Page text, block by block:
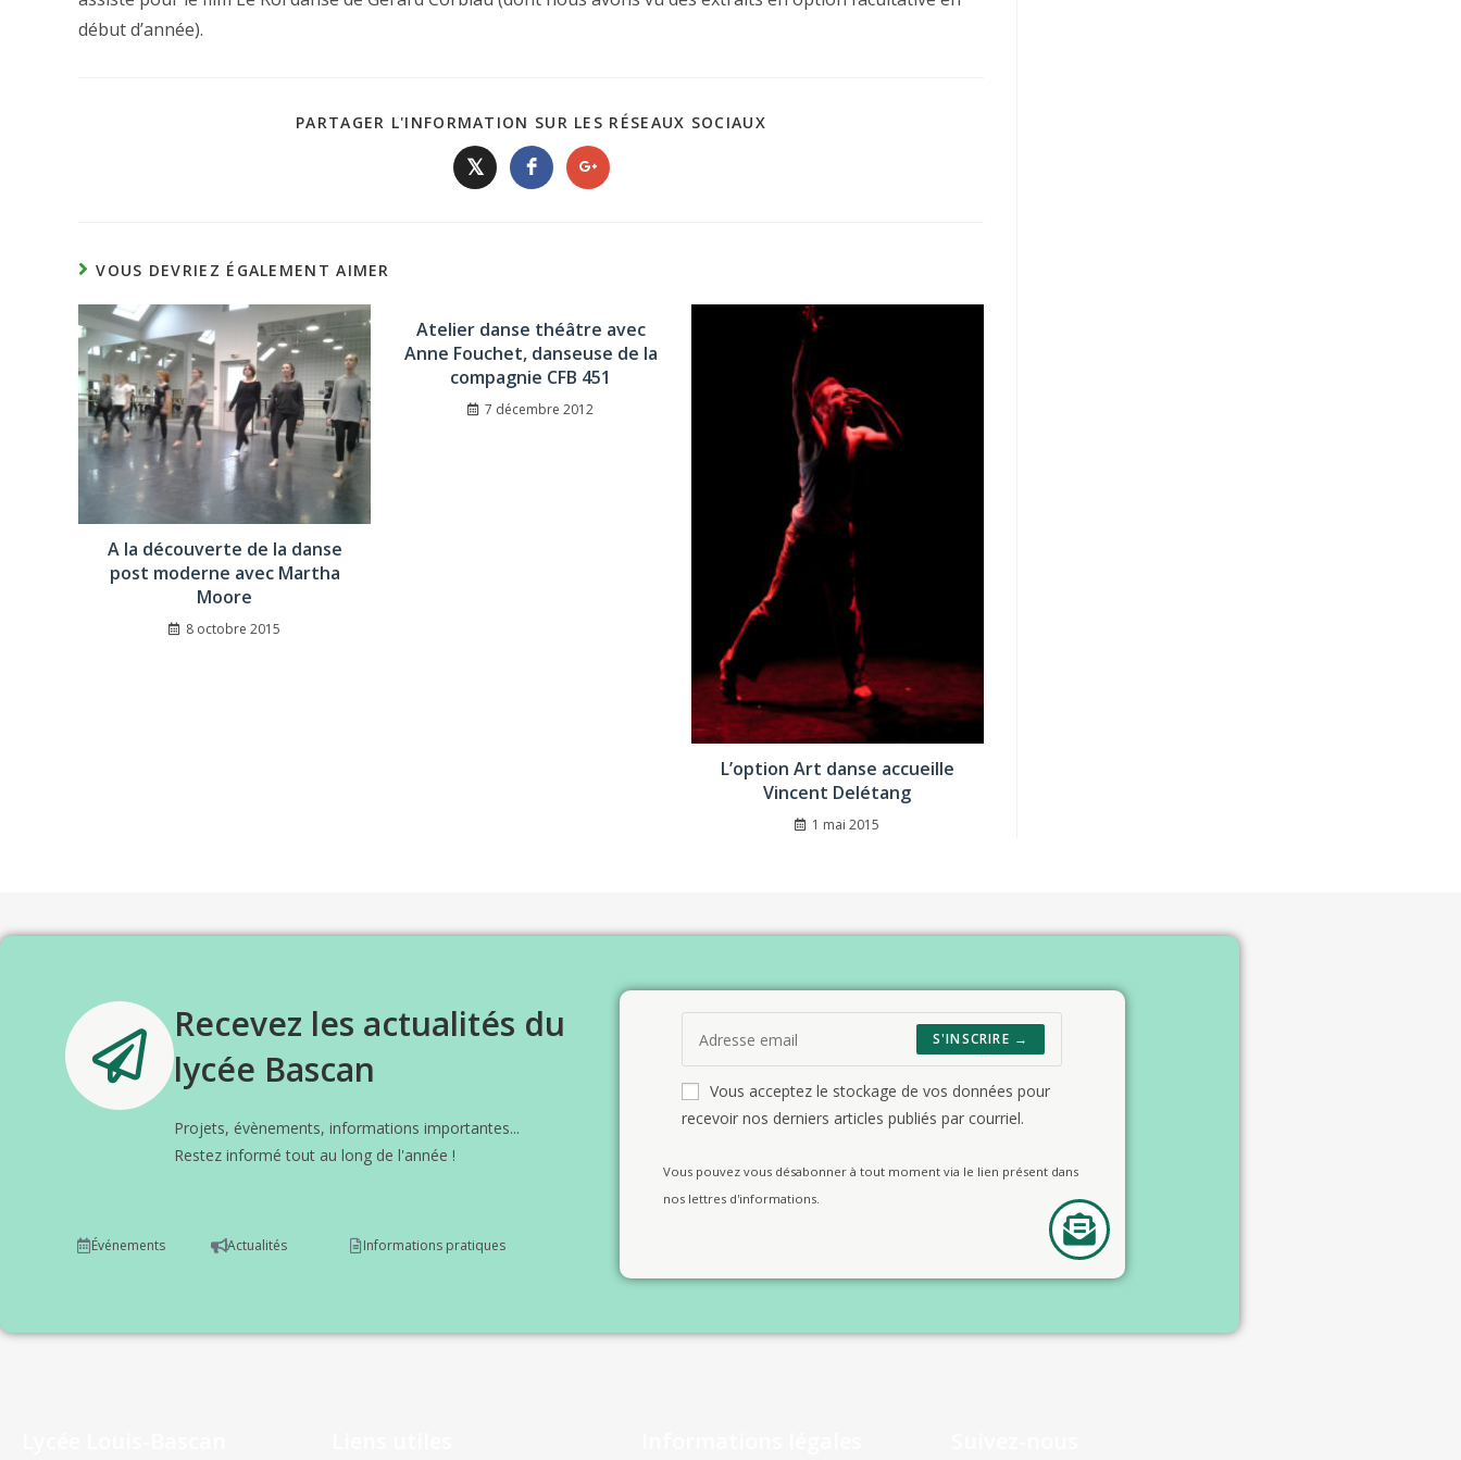
début d’année).
PARTAGER L'INFORMATION SUR LES RÉSEAUX SOCIAUX
𝕏
VOUS DEVRIEZ ÉGALEMENT AIMER
A la découverte de la danse
post moderne avec Martha
Moore
8 octobre 2015
Atelier danse théâtre avec
Anne Fouchet, danseuse de la
compagnie CFB 451
7 décembre 2012
L’option Art danse accueille
Vincent Delétang
1 mai 2015
Recevez les actualités du
lycée Bascan
Projets, évènements, informations importantes...
Restez informé tout au long de l'année !
Événements Actualités Informations pratiques
S'INSCRIRE →
Vous acceptez le stockage de vos données pour
recevoir nos derniers articles publiés par courriel.
Vous pouvez vous désabonner à tout moment via le lien présent dans
nos lettres d'informations.